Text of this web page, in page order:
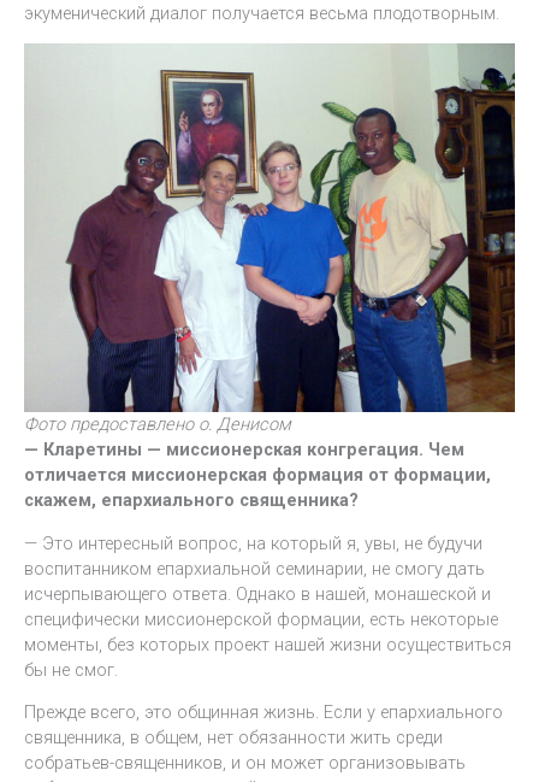
экуменический диалог получается весьма плодотворным.
Фото предоставлено о. Денисом
— Кларетины — миссионерская конгрегация. Чем
отличается миссионерская формация от формации,
скажем, епархиального священника?
— Это интересный вопрос, на который я, увы, не будучи
воспитанником епархиальной семинарии, не смогу дать
исчерпывающего ответа. Однако в нашей, монашеской и
специфически миссионерской формации, есть некоторые
моменты, без которых проект нашей жизни осуществиться
бы не смог.
Прежде всего, это общинная жизнь. Если у епархиального
священника, в общем, нет обязанности жить среди
собратьев-священников, и он может организовывать